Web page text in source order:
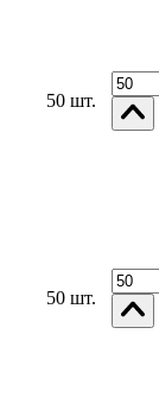
50 шт.
50 шт.